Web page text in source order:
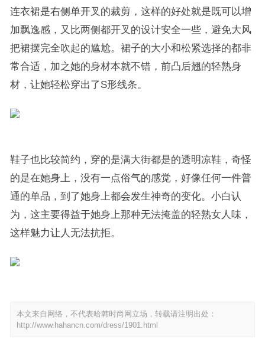
连衣裙是右侧单开叉的裁剪，这样的好处就是既可以增
加飘逸感，又比两侧都开叉的设计安全一些，避免大风
把裙摆完全吹起的尴尬。裙子的大小和松紧选择的都非
常合适，加之她的身材本就不错，前凸后翘的轻熟身
材，让她轻松穿出了S形线条。
鞋子也比较简约，穿的是满大街都是的透明凉鞋，奇怪
的是在她身上，没有一点俗气的感觉，好像任何一件普
通的单品，到了她身上都会发生神奇的变化。小白认
为，这主要得益于她身上那种无法掩盖的轻熟女人味，
这样魅力让人无法抗拒。
本文来自网络，不代表哈韩时尚网立场，转载请注明出处：
http://www.hahancn.com/dress/1901.html